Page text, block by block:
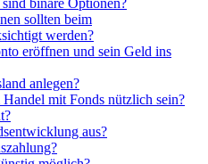
sollten beim
werden?
eröffnen und sein Geld ins
anlegen?
mit Fonds nützlich sein?
aus?